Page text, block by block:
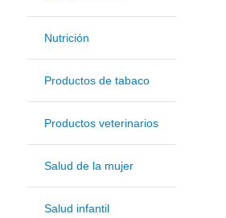
Nutrición
Productos de tabaco
Productos veterinarios
Salud de la mujer
Salud infantil